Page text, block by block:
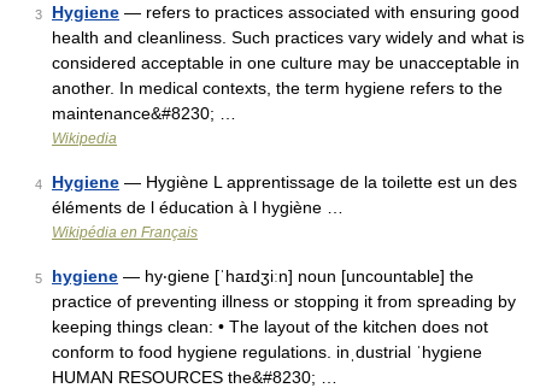
3 Hygiene — refers to practices associated with ensuring good
health and cleanliness. Such practices vary widely and what is
considered acceptable in one culture may be unacceptable in
another. In medical contexts, the term hygiene refers to the
maintenance&#8230; …
Wikipedia
4 Hygiene — Hygiène L apprentissage de la toilette est un des
éléments de l éducation à l hygiène …
Wikipédia en Français
5 hygiene — hy‧giene [ˈhaɪdʒiːn] noun [uncountable] the
practice of preventing illness or stopping it from spreading by
keeping things clean: • The layout of the kitchen does not
conform to food hygiene regulations. inˌdustrial ˈhygiene
HUMAN RESOURCES the&#8230; …